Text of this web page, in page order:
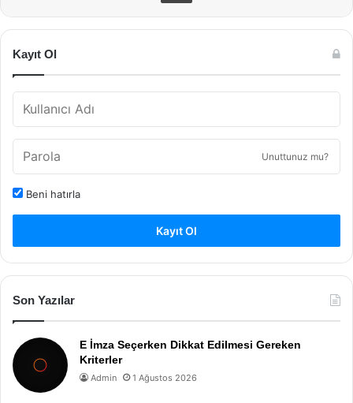
Kayıt Ol
Unuttunuz mu?
Beni hatırla
Kayıt Ol
Son Yazılar
E İmza Seçerken Dikkat Edilmesi Gereken
Kriterler
Admin 1 Ağustos 2026